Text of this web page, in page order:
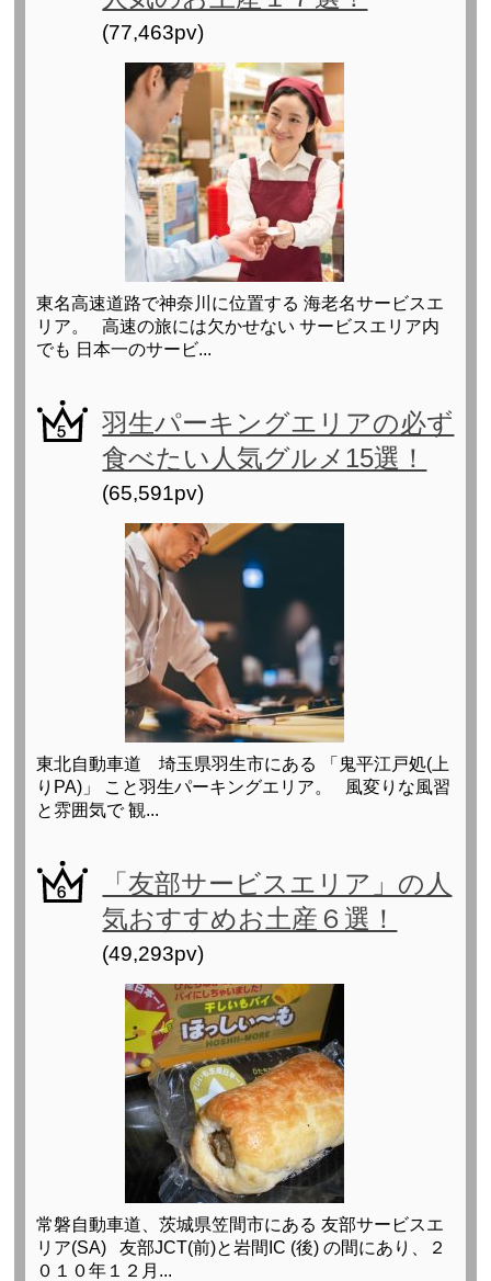
(77,463pv)
東名高速道路で神奈川に位置する 海老名サービスエ
リア。 高速の旅には欠かせない サービスエリア内
でも 日本一のサービ...
羽生パーキングエリアの必ず
食べたい人気グルメ15選！
(65,591pv)
東北自動車道 埼玉県羽生市にある 「鬼平江戸処(上
りPA)」 こと羽生パーキングエリア。 風変りな風習
と雰囲気で 観...
「友部サービスエリア」の人
気おすすめお土産６選！
(49,293pv)
常磐自動車道、茨城県笠間市にある 友部サービスエ
リア(SA) 友部JCT(前)と岩間IC (後) の間にあり、２
０１０年１２月...